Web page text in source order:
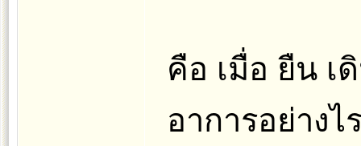
คือ เมื่อ ยืน เ
อาการอย่าง